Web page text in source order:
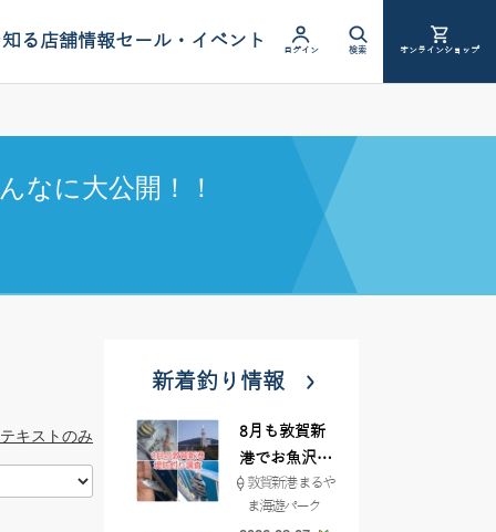
る店舗情報セール・イベント ログイン 検索 オンラインショップ
なに大公開！！
テキストのみ
新着釣り情報
8月も敦賀新
港でお魚沢山
♪ イシグロ彦
根店
敦賀新港 まるや
ま海遊パーク